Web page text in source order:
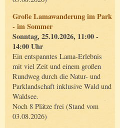
Große Lamawanderung im Park
- im Sommer
Sonntag, 25.10.2026, 11:00 -
14:00 Uhr
Ein entspanntes Lama-Erlebnis
mit viel Zeit und einem großen
Rundweg durch die Natur- und
Parklandschaft inklusive Wald und
Waldsee.
Noch 8 Plätze frei (Stand vom
03.08.2026)